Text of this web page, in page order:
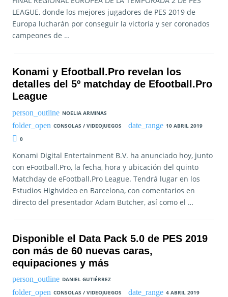
LEAGUE, donde los mejores jugadores de PES 2019 de
Europa lucharán por conseguir la victoria y ser coronados
campeones de …
Konami y Efootball.Pro revelan los
detalles del 5º matchday de Efootball.Pro
League
NOELIA ARMINAS
CONSOLAS / VIDEOJUEGOS
10 ABRIL 2019
0
Konami Digital Entertainment B.V. ha anunciado hoy, junto
con eFootball.Pro, la fecha, hora y ubicación del quinto
Matchday de eFootball.Pro League. Tendrá lugar en los
Estudios Highvideo en Barcelona, con comentarios en
directo del presentador Adam Butcher, así como el …
Disponible el Data Pack 5.0 de PES 2019
con más de 60 nuevas caras,
equipaciones y más
DANIEL GUTIÉRREZ
CONSOLAS / VIDEOJUEGOS
4 ABRIL 2019